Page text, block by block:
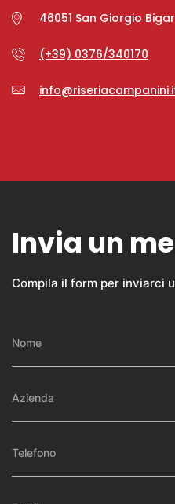
46051 San Giorgio
(+39) 0376/340170
Invia un
Compila il form per inviarci